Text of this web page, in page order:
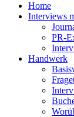
Home
Interviews
PR-
Handwerk